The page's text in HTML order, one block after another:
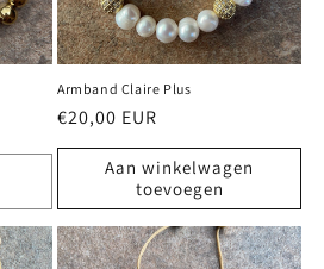
Armband Claire Plus
Normale
prijs
€20,00 EUR
Aan winkelwagen
toevoegen